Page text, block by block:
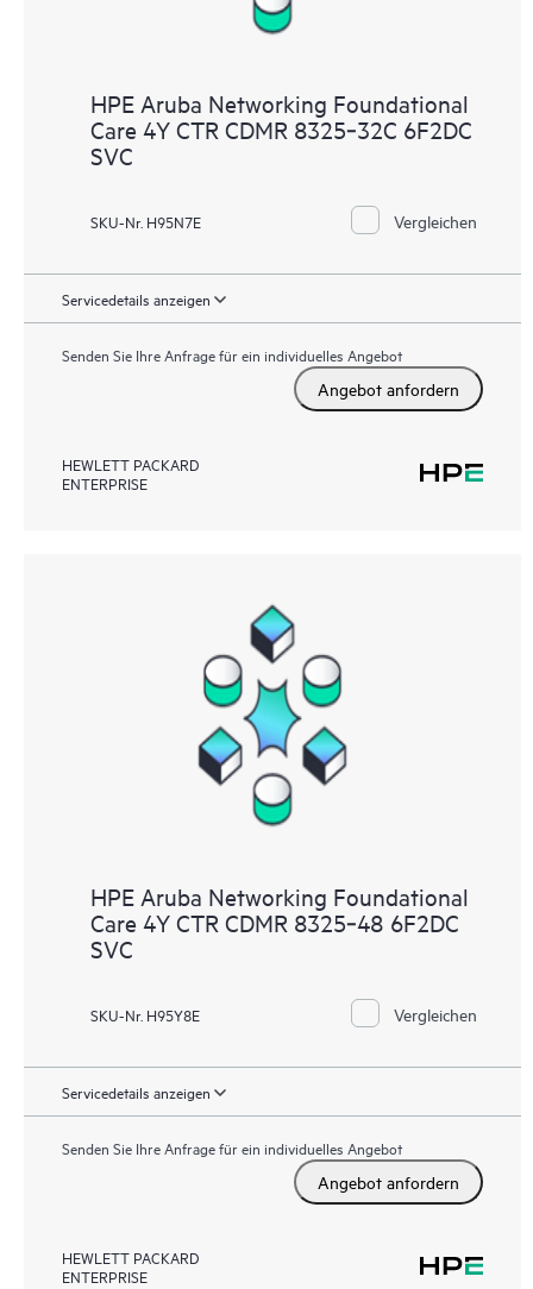
HPE Aruba Networking Foundational
Care 4Y CTR CDMR 8325‑32C 6F2DC
SVC
SKU-Nr. H95N7E Vergleichen
Servicedetails anzeigen
Senden Sie Ihre Anfrage für ein individuelles Angebot
Angebot anfordern
HEWLETT PACKARD
ENTERPRISE
HPE Aruba Networking Foundational
Care 4Y CTR CDMR 8325‑48 6F2DC
SVC
SKU-Nr. H95Y8E Vergleichen
Servicedetails anzeigen
Senden Sie Ihre Anfrage für ein individuelles Angebot
Angebot anfordern
HEWLETT PACKARD
ENTERPRISE